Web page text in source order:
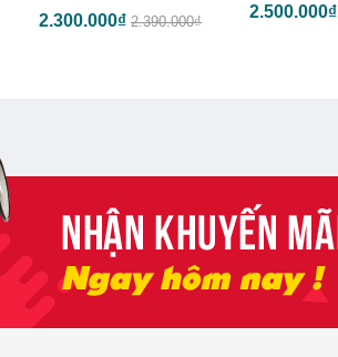
2.300.000₫ 2.390.000₫
2.500.000₫